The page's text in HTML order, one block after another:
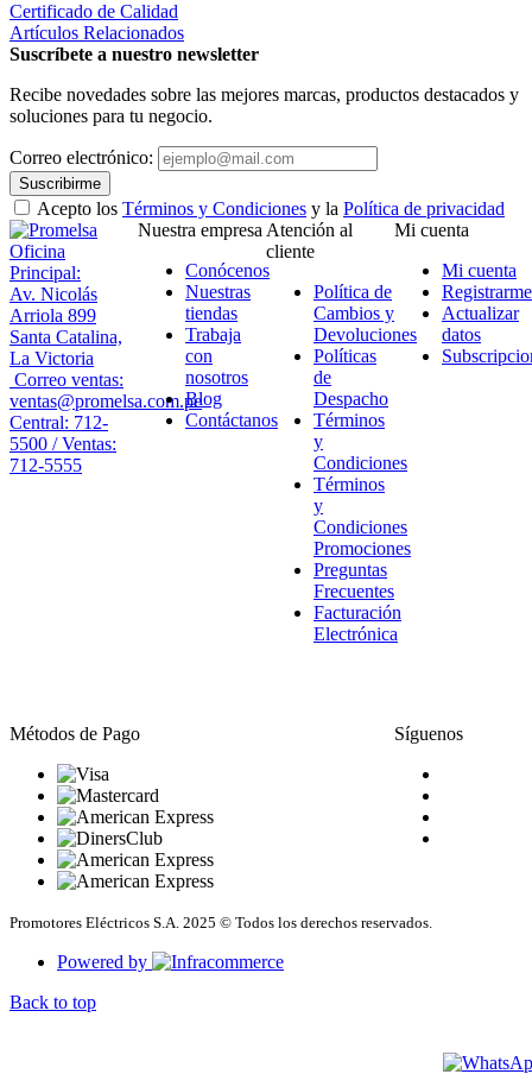
Certificado de Calidad
Artículos Relacionados
Suscríbete a nuestro newsletter
Recibe novedades sobre las mejores marcas, productos destacados y
soluciones para tu negocio.
Correo electrónico:
Suscribirme
Acepto los Términos y Condiciones y la Política de privacidad
Oficina
Principal:
Av. Nicolás
Arriola 899
Santa Catalina,
La Victoria
Correo ventas:
ventas@promelsa.com.pe
Central: 712-
5500 / Ventas:
712-5555
Nuestra empresa
Conócenos
Nuestras
tiendas
Trabaja
con
nosotros
Blog
Contáctanos
Atención al
cliente
Política de
Cambios y
Devoluciones
Políticas
de
Despacho
Términos
y
Condiciones
Términos
y
Condiciones
Promociones
Preguntas
Frecuentes
Facturación
Electrónica
Mi cuenta
Mi cuenta
Registrarme
Actualizar
datos
Métodos de Pago Síguenos
Promotores Eléctricos S.A. 2025 © Todos los derechos reservados.
Powered by
Back to top